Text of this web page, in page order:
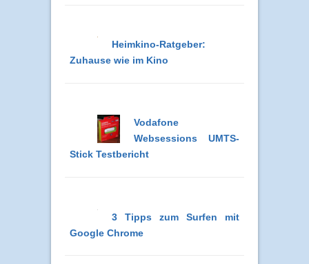
Heimkino-Ratgeber:
Zuhause wie im Kino
Vodafone
Websessions UMTS-
Stick Testbericht
3 Tipps zum Surfen mit
Google Chrome